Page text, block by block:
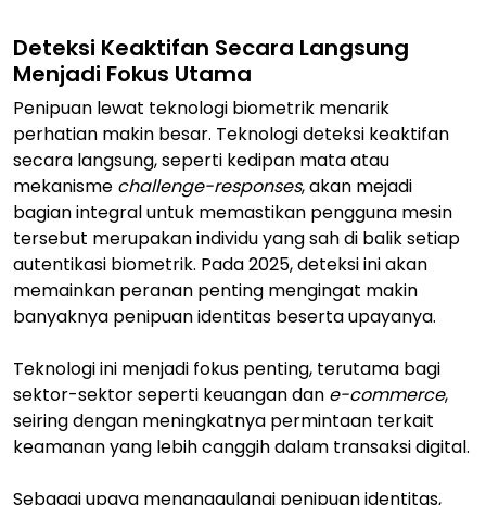
Deteksi Keaktifan Secara Langsung
Menjadi Fokus Utama
Penipuan lewat teknologi biometrik menarik
perhatian makin besar. Teknologi deteksi keaktifan
secara langsung, seperti kedipan mata atau
mekanisme challenge-responses, akan mejadi
bagian integral untuk memastikan pengguna mesin
tersebut merupakan individu yang sah di balik setiap
autentikasi biometrik. Pada 2025, deteksi ini akan
memainkan peranan penting mengingat makin
banyaknya penipuan identitas beserta upayanya.
Teknologi ini menjadi fokus penting, terutama bagi
sektor-sektor seperti keuangan dan e-commerce,
seiring dengan meningkatnya permintaan terkait
keamanan yang lebih canggih dalam transaksi digital.
Sebagai upaya menanggulangi penipuan identitas,